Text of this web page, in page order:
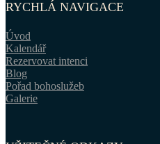
RYCHLÁ NAVIGACE
Úvod
Kalendář
Rezervovat intenci
Blog
Pořad bohoslužeb
Galerie